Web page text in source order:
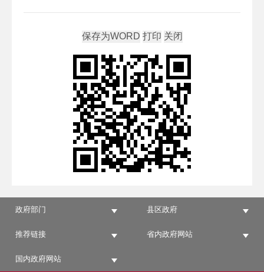
政府部门 县区政府
推荐链接 省内政府网站
国内政府网站